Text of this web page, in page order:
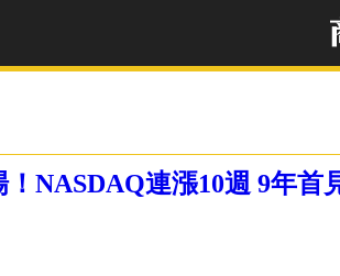
！NASDAQ連漲10週 9年首